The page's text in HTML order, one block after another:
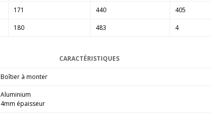
171 440 405
180 483 4
CARACTÉRISTIQUES
Boîtier à monter
Aluminium
4mm épaisseur